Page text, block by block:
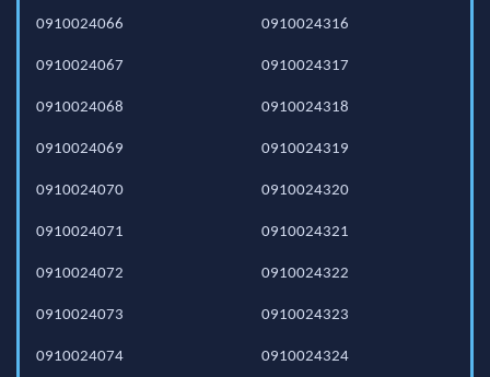
0910024066
0910024067
0910024068
0910024069
0910024070
0910024071
0910024072
0910024073
0910024074
0910024316
0910024317
0910024318
0910024319
0910024320
0910024321
0910024322
0910024323
0910024324